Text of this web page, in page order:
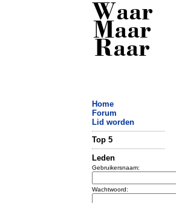
Waar
Maar
Raar
Home
Forum
Lid worden
Top 5
Leden
Gebruikersnaam:
Wachtwoord: